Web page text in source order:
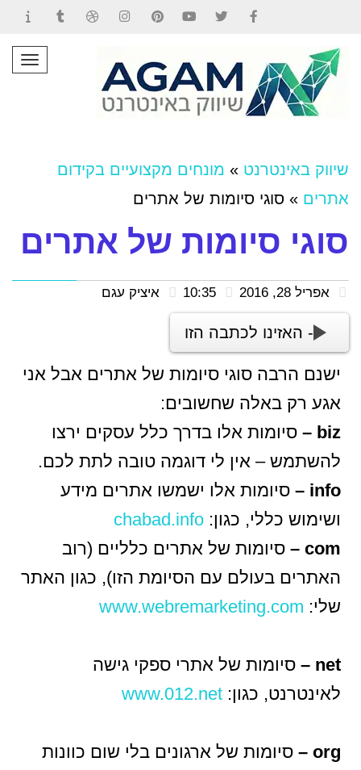
שיווק באינטרנט » מונחים מקצועיים בקידום
אתרים » סוגי סיומות של אתרים
סוגי סיומות של אתרים
אפריל 28, 2016 איציק עגם
- האזינו לכתבה הזו
ישנם הרבה סוגי סיומות של אתרים אבל אני
אגע רק באלה שחשובים:
biz –
סיומות אלו בדרך כלל עסקים ירצו
להשתמש – אין לי דוגמה טובה לתת לכם.
info –
סיומות אלו ישמשו אתרים מידע
ושימוש כללי, כגון: chabad.info
com –
סיומות של אתרים כלליים (רוב
האתרים בעולם עם הסיומת הזו), כגון האתר
שלי: www.webremarketing.com
net –
סיומות של אתרי ספקי גישה
לאינטרנט, כגון: www.012.net
org –
סיומות של ארגונים בלי שום כוונות